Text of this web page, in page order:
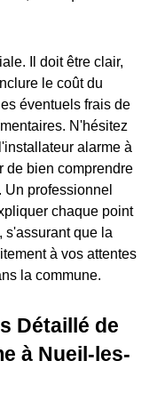
Il doit être clair,
le coût du
éventuels frais de
N'hésitez
alarme à
de bien comprendre
professionnel
chaque point
s'assurant que la
à vos attentes
la commune.
Détaillé de
à Nueil-les-